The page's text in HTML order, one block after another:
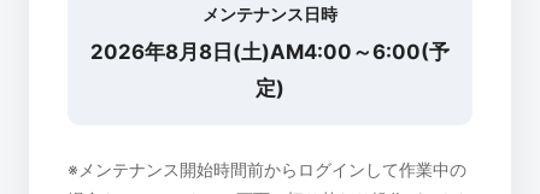
メンテナンス日時
2026年8月8日(土)AM4:00～6:00(予
定)
※メンテナンス開始時間前からログインして作業中の